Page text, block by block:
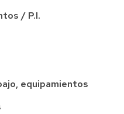
/ P.I.
equipamientos